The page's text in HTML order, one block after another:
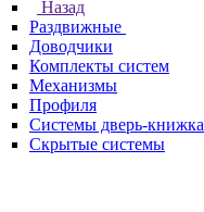
Назад
Раздвижные
Доводчики
Комплекты систем
Механизмы
Профиля
Системы дверь-книжка
Скрытые системы